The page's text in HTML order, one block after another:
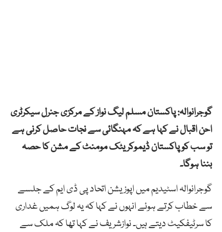
گوجرانوالہ: پاکستان مسلم لیگ نواز کے مرکزی جنرل سیکرٹری
احن اقبال نے کہا ہے کہ مہنگائی سے نجات حاصل کرنی ہے
تو سب کو پاکستان ڈیموکریٹک مومنٹ کے مشن کا حصہ
بننا ہوگا۔
گوجرانوالہ اسٹیدیم میں اپوزیشن اتحاد پی ڈی ایم کے جلسے
سے خطاب کرتے ہوئے انہوں نے کہا کہ یہ لوگ ہمیں غداری
کا سرٹیفکیٹ دیتے ہیں۔ نوازشریف نے کہا تھا کہ ملک سے